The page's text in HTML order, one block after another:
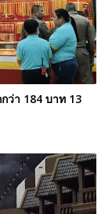
ว่า 184 บาท 13